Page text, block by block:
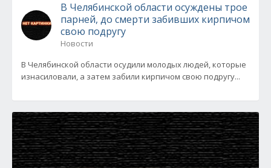
В Челябинской области осуждены трое
парней, до смерти забивших кирпичом
свою подругу
Новости
В Челябинской области осудили молодых людей, которые
изнасиловали, а затем забили кирпичом свою подругу...